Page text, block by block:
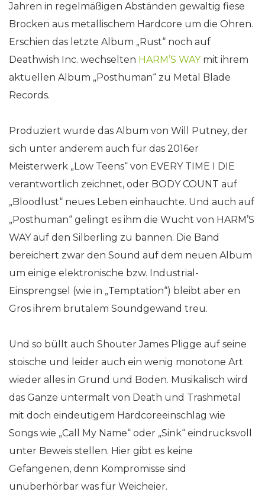
Jahren in regelmäßigen Abständen gewaltig fiese
Brocken aus metallischem Hardcore um die Ohren.
Erschien das letzte Album „Rust“ noch auf
Deathwish Inc. wechselten HARM’S WAYmit ihrem
aktuellen Album „Posthuman“ zu Metal Blade
Records.
Produziert wurde das Album von Will Putney, der
sich unter anderem auch für das 2016er
Meisterwerk „Low Teens“ von EVERY TIME I DIE
verantwortlich zeichnet, oder BODY COUNT auf
„Bloodlust“ neues Leben einhauchte. Und auch auf
„Posthuman“ gelingt es ihm die Wucht von HARM’S
WAY auf den Silberling zu bannen. Die Band
bereichert zwar den Sound auf dem neuen Album
um einige elektronische bzw. Industrial-
Einsprengsel (wie in „Temptation“) bleibt aber en
Gros ihrem brutalem Soundgewand treu.
Und so büllt auch Shouter James Pligge auf seine
stoische und leider auch ein wenig monotone Art
wieder alles in Grund und Boden. Musikalisch wird
das Ganze untermalt von Death und Trashmetal
mit doch eindeutigem Hardcoreeinschlag wie
Songs wie „Call My Name“ oder „Sink“ eindrucksvoll
unter Beweis stellen. Hier gibt es keine
Gefangenen, denn Kompromisse sind
unüberhörbar was für Weicheier.